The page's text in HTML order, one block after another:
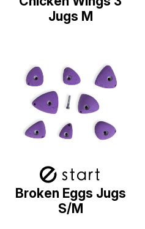
Jugs M
Broken Eggs Jugs
S/M